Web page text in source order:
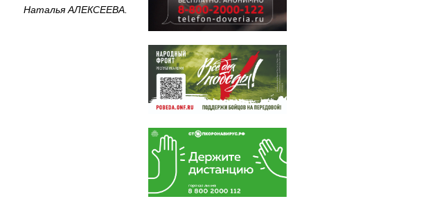
Наталья АЛЕКСЕЕВА.